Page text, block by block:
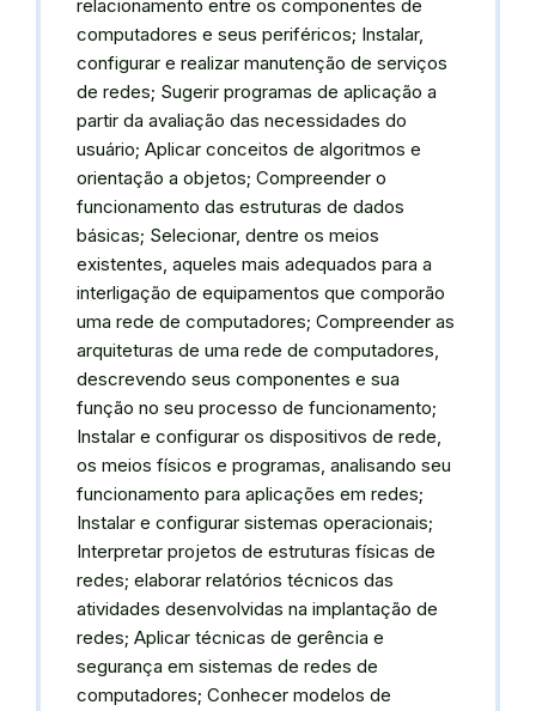
relacionamento entre os componentes de
computadores e seus periféricos; Instalar,
configurar e realizar manutenção de serviços
de redes; Sugerir programas de aplicação a
partir da avaliação das necessidades do
usuário; Aplicar conceitos de algoritmos e
orientação a objetos; Compreender o
funcionamento das estruturas de dados
básicas; Selecionar, dentre os meios
existentes, aqueles mais adequados para a
interligação de equipamentos que comporão
uma rede de computadores; Compreender as
arquiteturas de uma rede de computadores,
descrevendo seus componentes e sua
função no seu processo de funcionamento;
Instalar e configurar os dispositivos de rede,
os meios físicos e programas, analisando seu
funcionamento para aplicações em redes;
Instalar e configurar sistemas operacionais;
Interpretar projetos de estruturas físicas de
redes; elaborar relatórios técnicos das
atividades desenvolvidas na implantação de
redes; Aplicar técnicas de gerência e
segurança em sistemas de redes de
computadores; Conhecer modelos de